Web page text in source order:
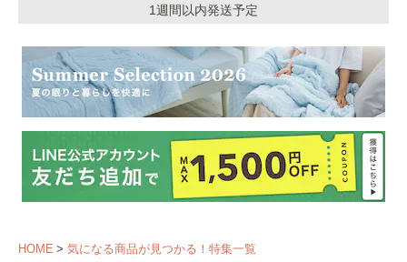
1週間以内発送予定
HOME
気になる商品が見つかる！特集一覧